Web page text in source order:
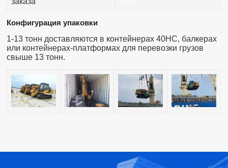
Конфигурация упаковки
1-13 тонн доставляются в контейнерах 40HC, балкерах
или контейнерах-платформах для перевозки грузов
свыше 13 тонн.